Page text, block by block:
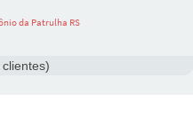
da Patrulha RS